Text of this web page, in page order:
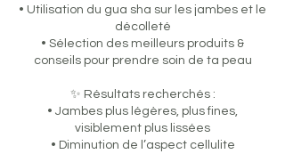
• Utilisation du gua sha sur les jambes et le
décolleté
• Sélection des meilleurs produits &
conseils pour prendre soin de ta peau
✨ Résultats recherchés :
• Jambes plus légères, plus fines,
visiblement plus lissées
• Diminution de l’aspect cellulite